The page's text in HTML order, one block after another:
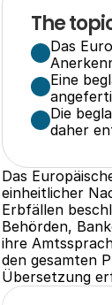
The
Das
Eine
Die
daher
Das
einheitlicher
Erbfällen
Behörden,
ihre
den gesamten
Übersetzung